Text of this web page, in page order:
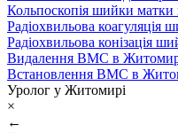
Кольпоскопія шийки
Радіохвильова
Радіохвильова конізація
Видалення ВМС в
Встановлення ВМС в
Уролог у Житомирі
×
←